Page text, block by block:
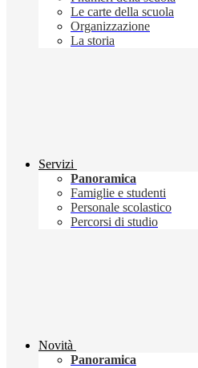
Le carte della scuola
Organizzazione
La storia
Servizi
Panoramica
Famiglie e studenti
Personale scolastico
Percorsi di studio
Novità
Panoramica